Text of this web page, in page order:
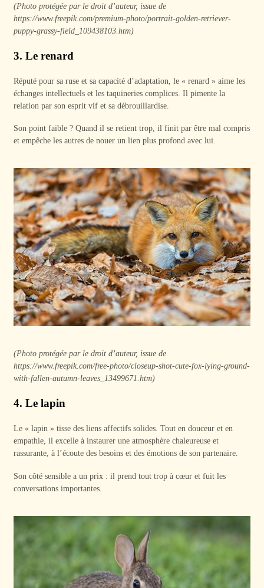
(Photo protégée par le droit d’auteur, issue de
https://www.freepik.com/premium-photo/portrait-golden-retriever-
puppy-grassy-field_109438103.htm)
3. Le renard
Réputé pour sa ruse et sa capacité d’adaptation, le « renard » aime les
échanges intellectuels et les taquineries complices. Il pimente la
relation par son esprit vif et sa débrouillardise.
Son point faible ? Quand il se retient trop, il finit par être mal compris
et empêche les autres de nouer un lien plus profond avec lui.
(Photo protégée par le droit d’auteur, issue de
https://www.freepik.com/free-photo/closeup-shot-cute-fox-lying-ground-
with-fallen-autumn-leaves_13499671.htm)
4. Le lapin
Le « lapin » tisse des liens affectifs solides. Tout en douceur et en
empathie, il excelle à instaurer une atmosphère chaleureuse et
rassurante, à l’écoute des besoins et des émotions de son partenaire.
Son côté sensible a un prix : il prend tout trop à cœur et fuit les
conversations importantes.